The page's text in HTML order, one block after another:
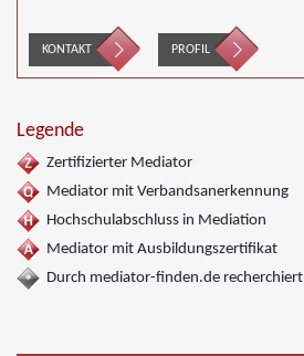
KONTAKT PROFIL
Legende
Zertifizierter Mediator
Mediator mit Verbandsanerkennung
Hochschulabschluss in Mediation
Mediator mit Ausbildungszertifikat
Durch mediator-finden.de recherchiert